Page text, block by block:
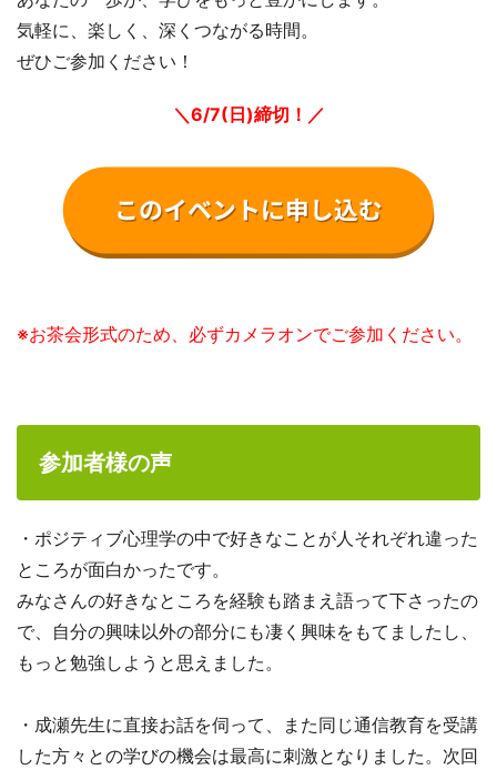
気軽に、楽しく、深くつながる時間。
ぜひご参加ください！
＼6/7(日)締切！／
※お茶会形式のため、必ずカメラオンでご参加ください。
参加者様の声
・ポジティブ心理学の中で好きなことが人それぞれ違った
ところが面白かったです。
みなさんの好きなところを経験も踏まえ語って下さったの
で、自分の興味以外の部分にも凄く興味をもてましたし、
もっと勉強しようと思えました。
・成瀬先生に直接お話を伺って、また同じ通信教育を受講
した方々との学びの機会は最高に刺激となりました。次回